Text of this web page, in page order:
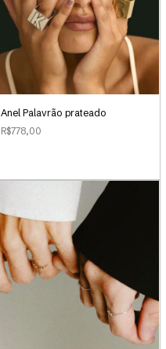
Anel Palavrão prateado
R$778,00